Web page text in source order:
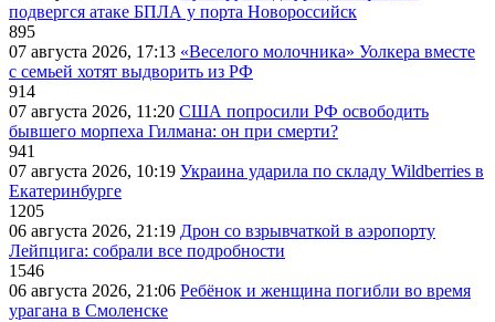
подвергся атаке БПЛА у порта Новороссийск
895
07 августа 2026, 17:13 «Веселого молочника» Уолкера вместе
с семьей хотят выдворить из РФ
914
07 августа 2026, 11:20 США попросили РФ освободить
бывшего морпеха Гилмана: он при смерти?
941
07 августа 2026, 10:19 Украина ударила по складу Wildberries в
Екатеринбурге
1205
06 августа 2026, 21:19 Дрон со взрывчаткой в аэропорту
Лейпцига: собрали все подробности
1546
06 августа 2026, 21:06 Ребёнок и женщина погибли во время
урагана в Смоленске